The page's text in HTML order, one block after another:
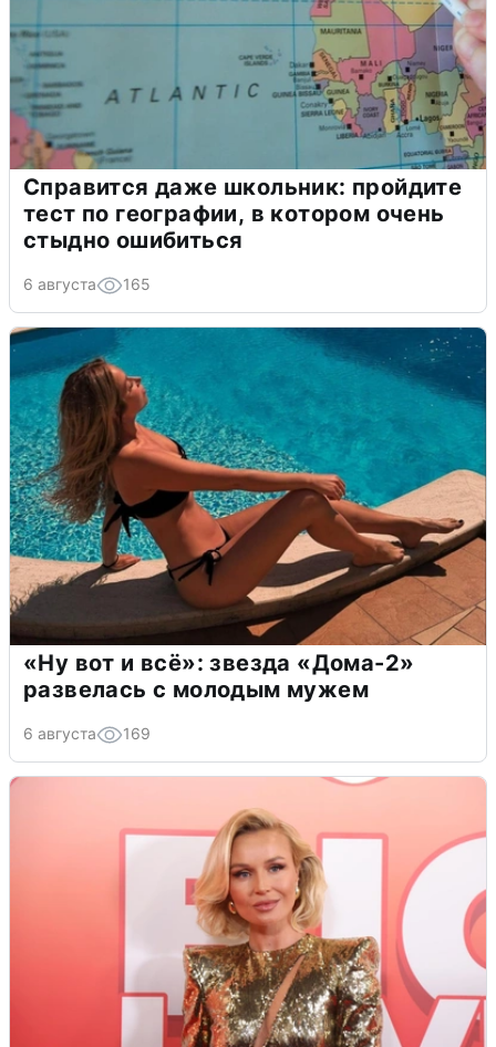
Справится даже школьник: пройдите
тест по географии, в котором очень
стыдно ошибиться
6 августа 165
«Ну вот и всё»: звезда «Дома-2»
развелась с молодым мужем
6 августа 169